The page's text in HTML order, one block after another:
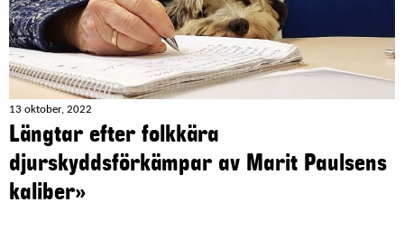
13 oktober, 2022
Längtar efter folkkära
djurskyddsförkämpar av Marit Paulsens
kaliber»